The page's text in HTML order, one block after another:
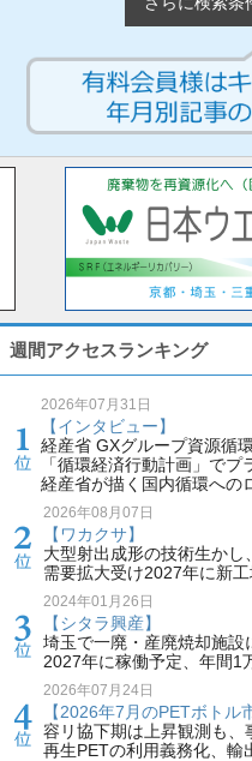
週間アクセスランキング
2026年07月31日
【インタビュー】
経産省 GXグループ資源循
「循環経済行動計画」で
経産省が描く国内循環への
2026年08月07日
【ワカクサ】
大型射出成形の技術生か
需要拡大受け2027年に新
2024年01月26日
【シタラ興産】
埼玉で一廃・産廃焼却施設
2027年に稼働予定、年間1
2026年07月24日
【2026年7月のPETボトル
容リ協下期は上昇観測も、
再生PETの利用義務化、輸